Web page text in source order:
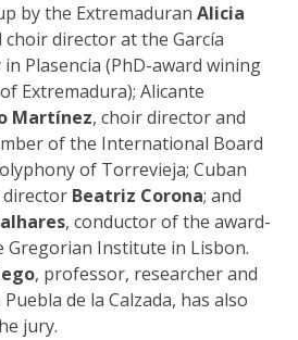
by the Extremaduran Alicia
choir director at the García
Plasencia (PhD-award wining
Extremadura); Alicante
Martínez, choir director and
of the International Board
of Torrevieja; Cuban
director Beatriz Corona; and
, conductor of the award-
Gregorian Institute in Lisbon.
, professor, researcher and
de la Calzada, has also
jury.